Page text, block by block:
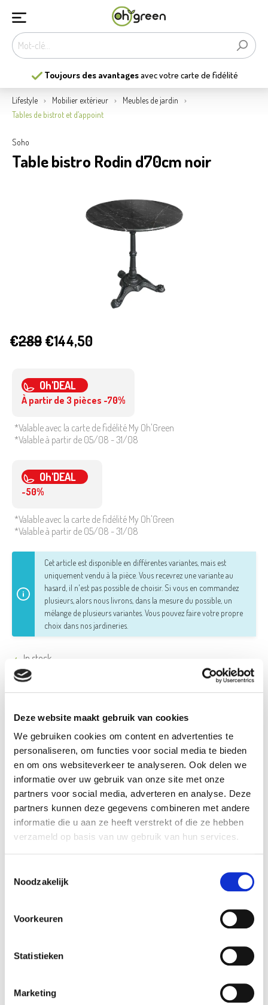
Deze website maakt gebruik van cookies
We gebruiken cookies om content en advertenties te
personaliseren, om functies voor social media te bieden
en om ons websiteverkeer te analyseren. Ook delen we
informatie over uw gebruik van onze site met onze
partners voor social media, adverteren en analyse. Deze
partners kunnen deze gegevens combineren met andere
informatie die u aan ze heeft verstrekt of die ze hebben
verzameld op basis van uw gebruik van hun services.
Noodzakelijk
Voorkeuren
Statistieken
Marketing
Toujours des avantagesavec votre carte de fidélité
Lifestyle Mobilier extérieur
Meubles de jardin
Tables de bistrot et d’appoint
Soho
Table bistro Rodin d70cm noir
€289€144,50
Oh'DEAL
À partir de 3 pièces -70%
*Valable avec la carte de fidélité My Oh'Green
*Valable à partir de 05/08 - 31/08
Oh'DEAL
-50%
*Valable avec la carte de fidélité My Oh'Green
*Valable à partir de 05/08 - 31/08
Cet article est disponible en différentes variantes, mais est
uniquement vendu à la pièce. Vous recevrez une variante au
hasard, il n'est pas possible de choisir. Si vous en commandez
plusieurs, alors nous livrons, dans la mesure du possible, un
mélange de plusieurs variantes. Vous pouvez faire votre propre
choix dans nos jardineries.
In stock
product_detail.product_properties.properties.color
Noir
Détails du produit
Payable avec
écochèques:
Material:
Forme: